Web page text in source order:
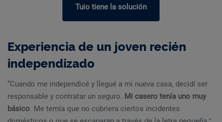
Tuio tiene la solución
Experiencia de un joven recién
independizado
“Cuando me independicé y llegué a mi nueva casa, decidí ser
responsable y contratar un seguro. Mi casero tenía uno muy
básico. Me temía que no cubriera ciertos incidentes